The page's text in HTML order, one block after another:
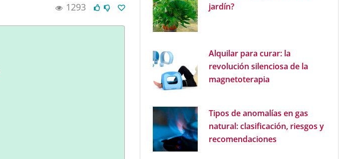
1293
jardín?
Alquilar para curar: la
revolución silenciosa de la
magnetoterapia
Tipos de anomalías en gas
natural: clasificación, riesgos y
recomendaciones